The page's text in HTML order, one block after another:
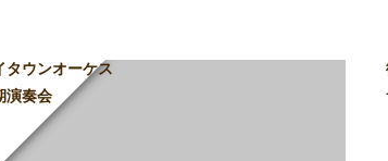
タウンオーケス
演奏会